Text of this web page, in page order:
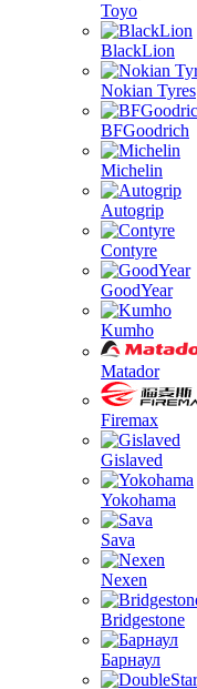
Toyo
BlackLion
Nokian Tyres
BFGoodrich
Michelin
Autogrip
Contyre
GoodYear
Kumho
Matador
Firemax
Gislaved
Yokohama
Sava
Nexen
Bridgestone
Барнаул